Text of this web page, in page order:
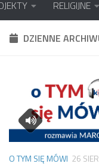
RELIGIJNE
DZIENNE
O TYM SIĘ MÓWI 26